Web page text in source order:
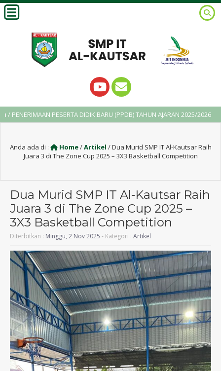
PESERTA DIDIK BARU (PPDB) TAHUN AJARAN 2025/2026
Anda ada di : Home/Artikel /Dua Murid SMP IT Al-Kautsar Raih
Juara 3 di The Zone Cup 2025 – 3X3 Basketball Competition
Dua Murid SMP IT Al-Kautsar Raih
Juara 3 di The Zone Cup 2025 –
3X3 Basketball Competition
Diterbitkan : Minggu, 2 Nov 2025 - Kategori : Artikel